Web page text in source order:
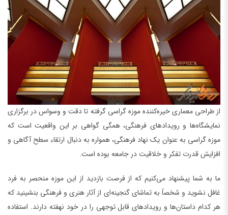
از طراحی معماری خیره‌کننده موزه گراسی گرفته تا دقت و وسواس در برگزاری
نمایشگاه‌ها و رویدادهای فرهنگی، همگی گواهی بر این واقعیت است که
موزه گراسی به عنوان یک نهاد فرهنگی، همواره به دنبال ارتقاء سطح آگاهی و
افزایش قدرت تفکر و خلاقیت در جامعه بوده است.
ما به شما پیشنهاد می‌کنیم که از فرصت بازدید از این موزه منحصر به فرد
غافل نشوید و شخصاً به تماشای گنجینه‌ای از آثار هنری و فرهنگی بنشینید که
هر کدام داستان‌ها و رویدادهای قابل توجهی را در خود نهفته دارند. استفاده